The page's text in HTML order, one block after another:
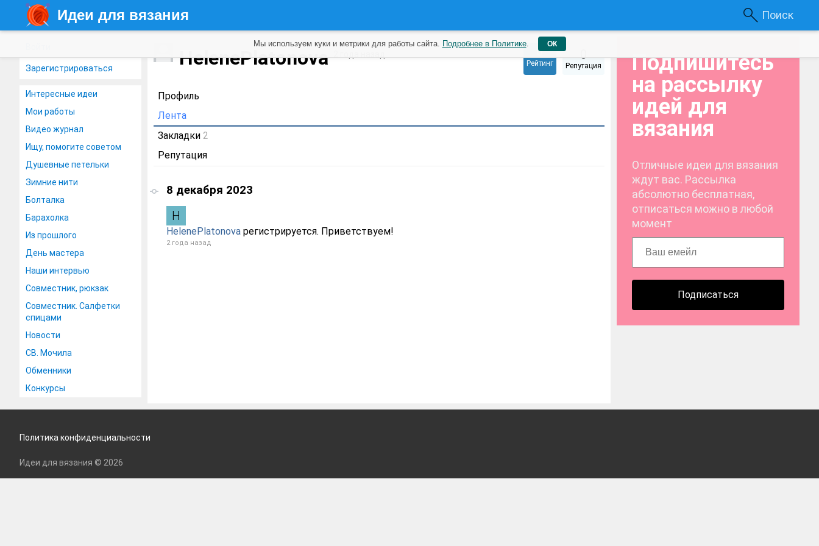
Идеи для вязания Поиск
Зарегистрироваться
Интересные идеи
Мои работы
Видео журнал
Ищу, помогите советом
Душевные петельки
Зимние нити
Болталка
Барахолка
Из прошлого
День мастера
Наши интервью
Совместник, рюкзак
Совместник. Салфетки
спицами
Новости
СВ. Мочила
Обменники
Конкурсы
HelenePlatonova 0
Рейтинг
0
Репутация
Профиль
Лента
Закладки 2
Репутация
8 декабря 2023
HelenePlatonova регистрируется. Приветствуем!
2 года назад
Подпишитесь
на рассылку
идей для
вязания
Отличные идеи для вязания
ждут вас. Рассылка
абсолютно бесплатная,
отписаться можно в любой
момент
Подписаться
Мы используем куки и метрики для работы сайта. Подробнее в Политике. ОК
Политика конфиденциальности
Идеи для вязания © 2026